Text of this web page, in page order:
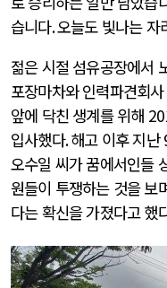
습니다.오늘도 빛나는 자
젊은 시절 섬유공장에서
포장마차와 인력파견회
앞에 닥친 생계를 위해
입사했다.해고 이후 지난
오수일 씨가 꿈에서인들
원들이 투쟁하는 것을 보
다는 확신을 가졌다고 했